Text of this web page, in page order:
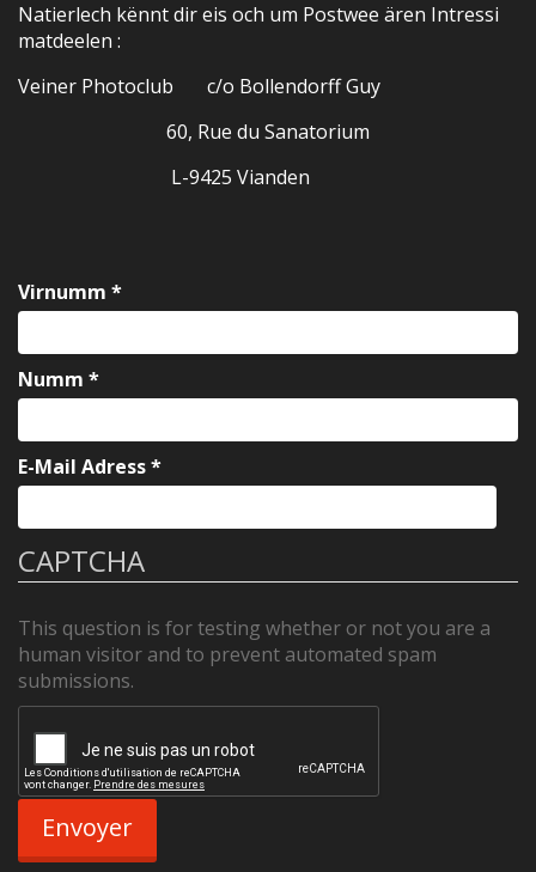
Natierlech kënnt dir eis och um Postwee ären Intressi
matdeelen :
Veiner Photoclub c/o Bollendorff Guy
60, Rue du Sanatorium
L-9425 Vianden
Virnumm *
Numm *
E-Mail Adress*
CAPTCHA
This question is for testing whether or not you are a
human visitor and to prevent automated spam
submissions.
Envoyer